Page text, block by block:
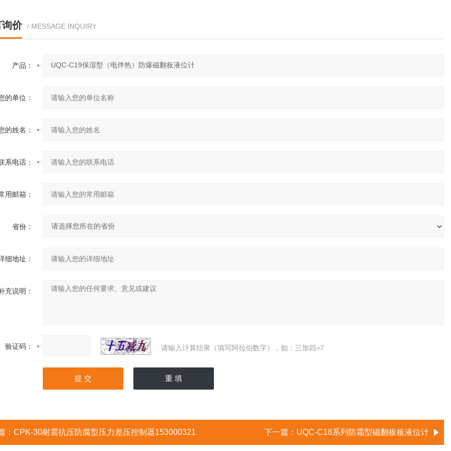
价 / MESSAGE INQUIRY
产品：
的单位：
的姓名：
系电话：
用邮箱：
省份：
细地址：
充说明：
验证码： 请输入计算结果（填写阿拉伯数字），如：三加四=7
： CPK-30耐震抗压防腐型压力差压控制器153000321 下一篇： UQC-C18系列防霜型磁翻板板液位计